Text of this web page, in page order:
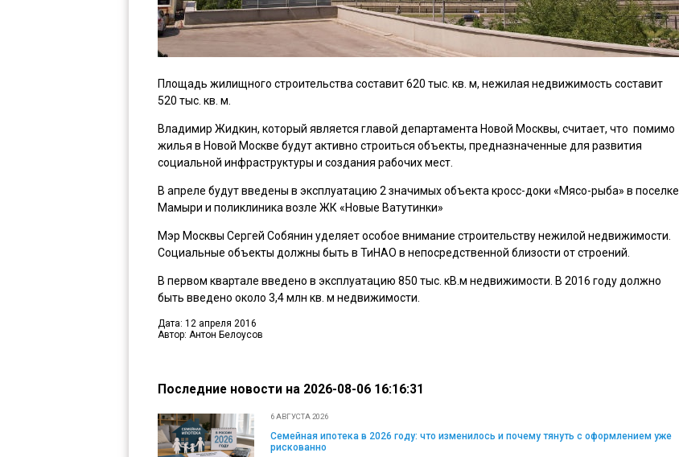
Площадь жилищного строительства составит 620 тыс. кв. м, нежилая недвижимость составит
520 тыс. кв. м.
Владимир Жидкин, который является главой департамента Новой Москвы, считает, что помимо
жилья в Новой Москве будут активно строиться объекты, предназначенные для развития
социальной инфраструктуры и создания рабочих мест.
В апреле будут введены в эксплуатацию 2 значимых объекта кросс-доки «Мясо-рыба» в поселке
Мамыри и поликлиника возле ЖК «Новые Ватутинки»
Мэр Москвы Сергей Собянин уделяет особое внимание строительству нежилой недвижимости.
Социальные объекты должны быть в ТиНАО в непосредственной близости от строений.
В первом квартале введено в эксплуатацию 850 тыс. кВ.м недвижимости. В 2016 году должно
быть введено около 3,4 млн кв. м недвижимости.
Дата: 12 апреля 2016
Автор: Антон Белоусов
Последние новости на 2026-08-06 16:16:31
6 АВГУСТА 2026
Семейная ипотека в 2026 году: что изменилось и почему тянуть с оформлением уже
рискованно